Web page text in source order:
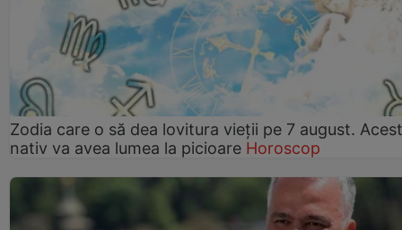
Zodia care o să dea lovitura vieții pe 7 august. Acest
nativ va avea lumea la picioare Horoscop